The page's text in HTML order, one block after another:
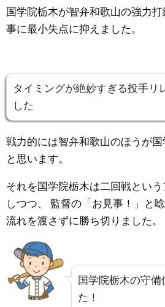
国学院栃木が智弁和歌山の強力打
事に最小失点に抑えました。
タイミングが絶妙すぎる投手リ
した
戦力的には智弁和歌山のほうが国
と思います。
それを国学院栃木は二回戦とい
しつつ、
監督の「 お見事！」と
流れを渡さずに勝ち切りました。
国学院栃木の守備
た！